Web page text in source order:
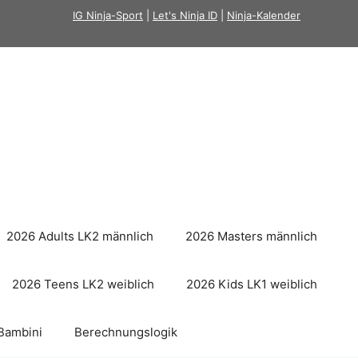
IG Ninja-Sport Let's Ninja ID Ninja-Kalender
2026 Adults LK2 männlich 2026 Masters männlich
2026 Teens LK2 weiblich 2026 Kids LK1 weiblich
Berechnungslogik